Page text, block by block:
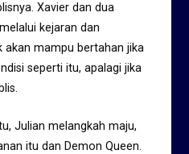
Xavier dan dua
kejaran dan
akan mampu bertahan jika
seperti itu, apalagi jika
Julian melangkah maju,
itu dan Demon Queen.